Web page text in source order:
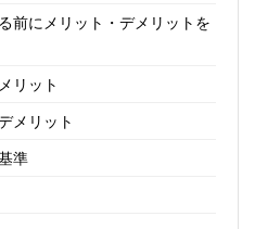
前にメリット・デメリットを
リット
メリット
準